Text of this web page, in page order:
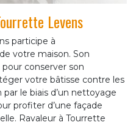
Levens
participe à
votre maison. Son
conserver son
votre bâtisse contre les
le biais d’un nettoyage
profiter d’une façade
Ravaleur à Tourrette